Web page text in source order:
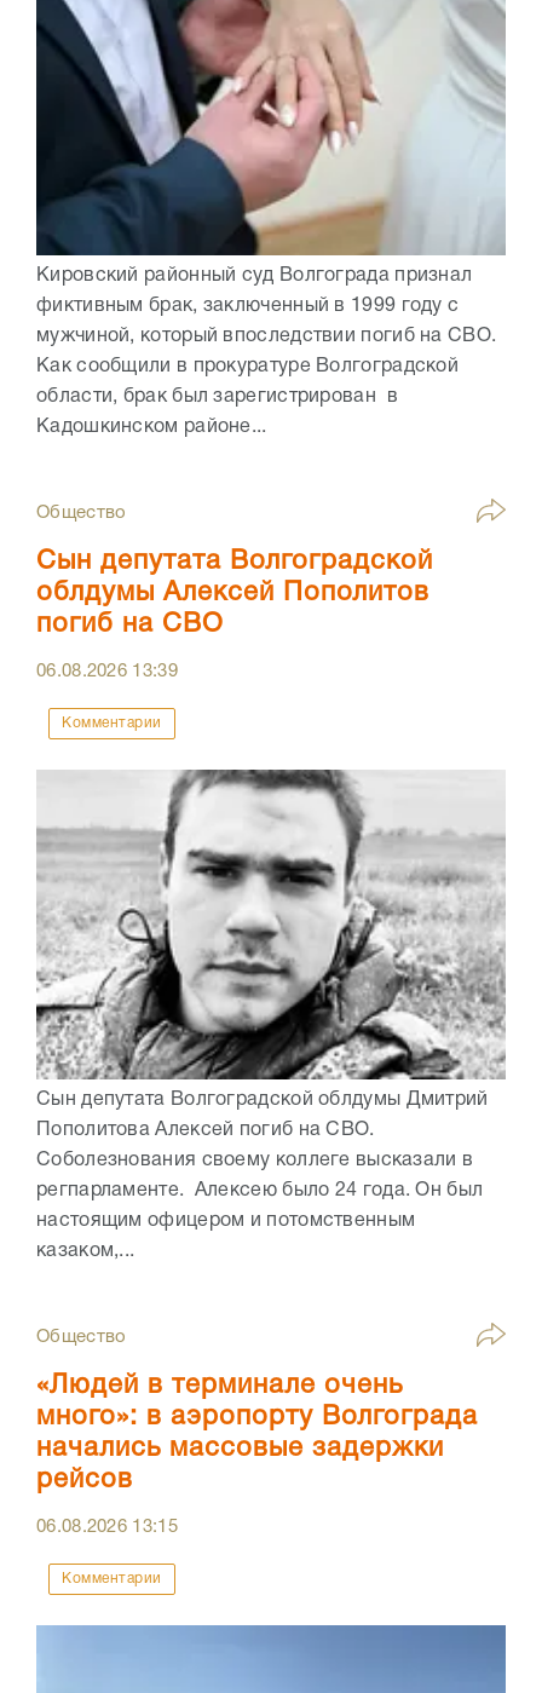
Кировский районный суд Волгограда признал
фиктивным брак, заключенный в 1999 году с
мужчиной, который впоследствии погиб на СВО.
Как сообщили в прокуратуре Волгоградской
области, брак был зарегистрирован в
Кадошкинском районе...
Общество
Сын депутата Волгоградской
облдумы Алексей Пополитов
погиб на СВО
06.08.2026 13:39
Комментарии
Сын депутата Волгоградской облдумы Дмитрий
Пополитова Алексей погиб на СВО.
Соболезнования своему коллеге высказали в
регпарламенте. Алексею было 24 года. Он был
настоящим офицером и потомственным
казаком,...
Общество
«Людей в терминале очень
много»: в аэропорту Волгограда
начались массовые задержки
рейсов
06.08.2026 13:15
Комментарии